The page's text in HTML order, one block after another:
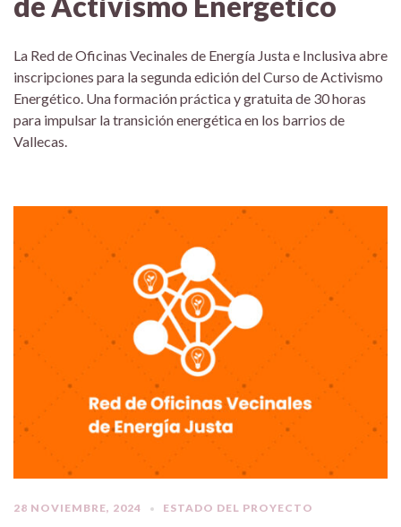
La Red de Oficinas Vecinales de Energía Justa e Inclusiva abre
inscripciones para la segunda edición del Curso de Activismo
Energético. Una formación práctica y gratuita de 30 horas
para impulsar la transición energética en los barrios de
Vallecas.
28 NOVIEMBRE, 2024 ESTADO DEL PROYECTO